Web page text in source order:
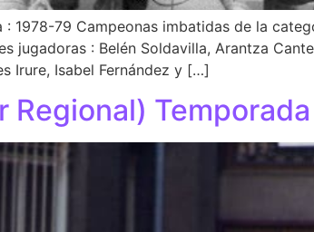
1978-79 Campeonas imbatidas de la
: Belén Soldavilla, Arantza
Irure, Isabel Fernández y […]
Regional)